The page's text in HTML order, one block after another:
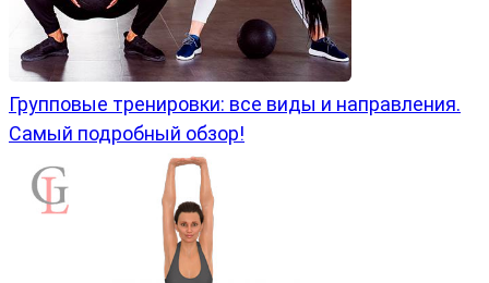
Групповые тренировки: все виды и направления.
Самый подробный обзор!